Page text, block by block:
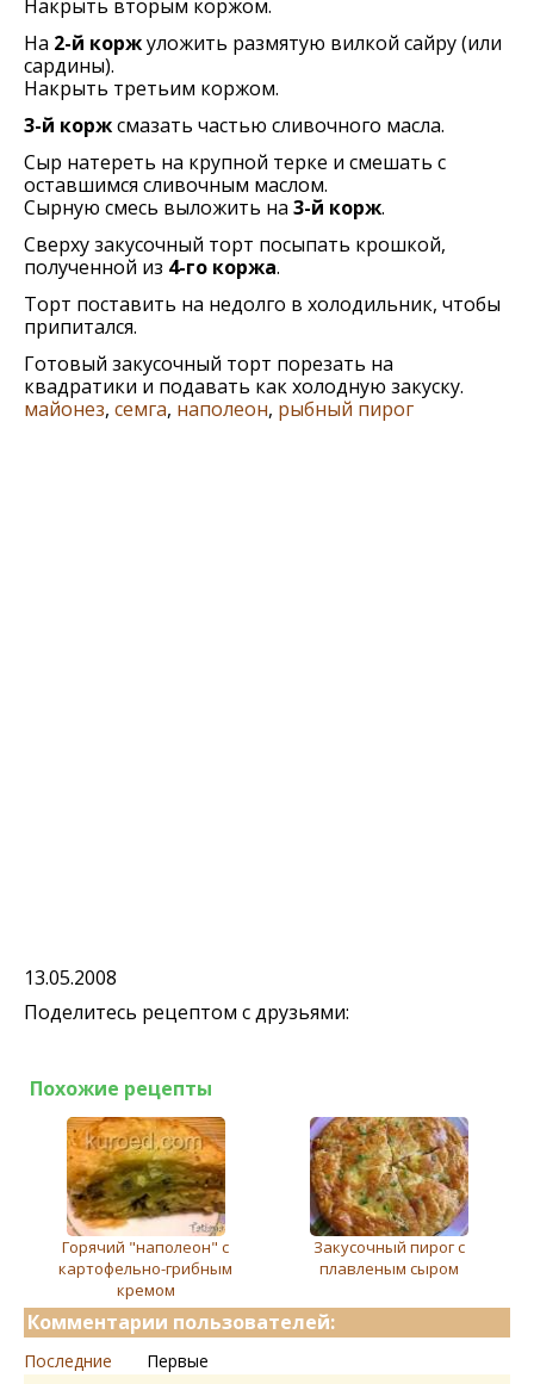
Накрыть вторым коржом.
На 2-й коржуложить размятую вилкой сайру (или
сардины).
Накрыть третьим коржом.
3-й коржсмазать частью сливочного масла.
Сыр натереть на крупной терке и смешать с
оставшимся сливочным маслом.
Сырную смесь выложить на 3-й корж.
Сверху закусочный торт посыпать крошкой,
полученной из 4-го коржа.
Торт поставить на недолго в холодильник, чтобы
припитался.
Готовый закусочный торт порезать на
квадратики и подавать как холодную закуску.
майонез, семга, наполеон, рыбный пирог
13.05.2008
Поделитесь рецептом с друзьями:
Похожие рецепты
Горячий "наполеон" с
картофельно-грибным
кремом
Закусочный пирог с
плавленым сыром
Комментарии пользователей:
Последние Первые